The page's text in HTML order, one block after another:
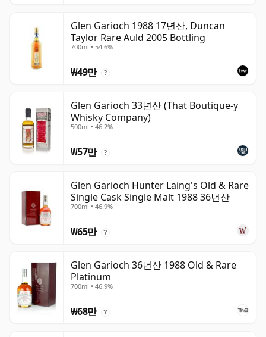
Glen Garioch 1988 17년산, Duncan
Taylor Rare Auld 2005 Bottling
700ml • 54.6%
₩49만 ?
Glen Garioch 33년산 (That Boutique-y
Whisky Company)
500ml • 46.2%
₩57만 ?
Glen Garioch Hunter Laing's Old & Rare
Single Cask Single Malt 1988 36년산
700ml • 46.9%
₩65만 ?
Glen Garioch 36년산 1988 Old & Rare
Platinum
700ml • 46.9%
₩68만 ?